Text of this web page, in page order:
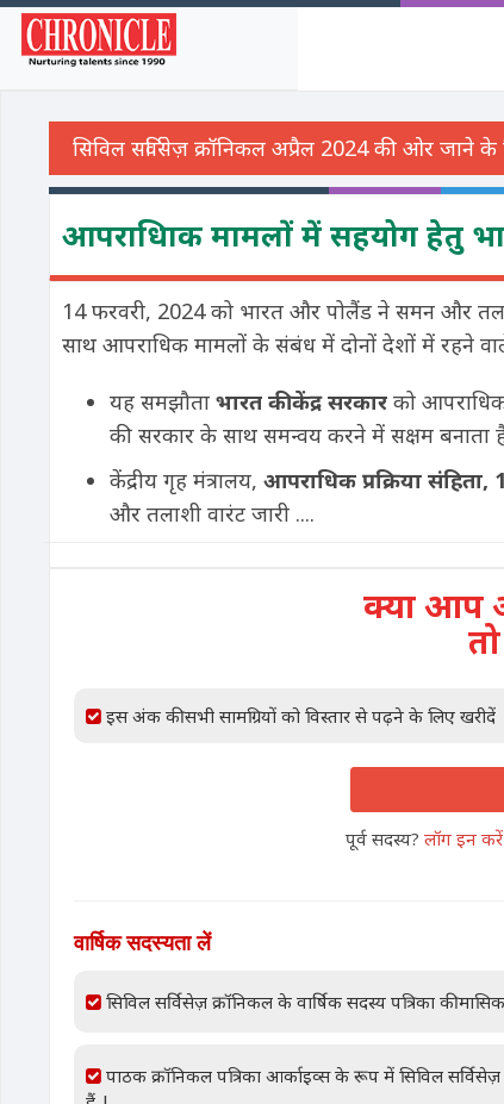
आपराधिाक मामलों में सहयोग हेतु
14 फरवरी, 2024 को भारत और पोलैंड ने समन और
साथ आपराधिक मामलों के संबंध में दोनों देशों में रहने
यह समझौता भारत की केंद्र सरकार को
की सरकार के साथ समन्वय करने में सक्षम बनाता
केंद्रीय गृह मंत्रालय, आपराधिक प्रक्रिया संहिता,
और तलाशी वारंट जारी ....
क्या आप
इस अंक की सभी सामग्रियों को विस्तार से पढ़ने के लिए खरीदें
पूर्व सदस्य?लॉग इन करें
वार्षिक सदस्यता लें
सिविल सर्विसेज़ क्रॉनिकल के वार्षिक सदस्य पत्रिका की
पाठक क्रॉनिकल पत्रिका आर्काइव्स के रूप में सिविल